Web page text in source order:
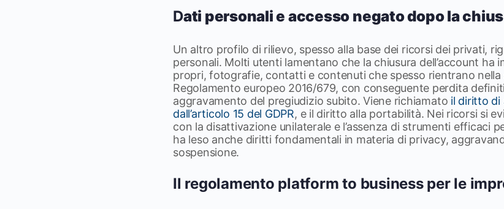
Dati personali e accesso negato dopo la
Un altro profilo di rilievo, spesso alla base dei ricorsi dei privati,
personali. Molti utenti lamentano che la chiusura dell’account ha
propri, fotografie, contatti e contenuti che spesso rientrano nella
Regolamento europeo 2016/679, con conseguente perdita
aggravamento del pregiudizio subito. Viene richiamato il diritto di
dall’articolo 15 del GDPR, e il diritto alla portabilità. Nei ricorsi si
con la disattivazione unilaterale e l’assenza di strumenti efficaci
ha leso anche diritti fondamentali in materia di privacy,
sospensione.
Il regolamento platform to business per le